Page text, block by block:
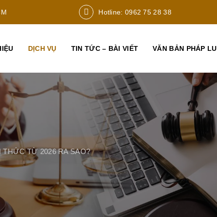
Hotline: 0962 75 28 38
DỊCH VỤ TIN TỨC – BÀI VIẾT VĂN BẢN PHÁP
TỪ 2026 RA SAO?